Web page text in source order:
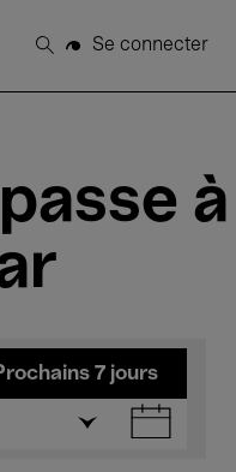
Rechercher
Se connecter
à
7 jours